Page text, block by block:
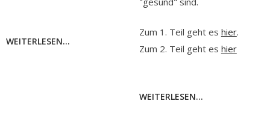
WEITERLESEN...
Zum 1. Teil geht es hier.
Zum 2. Teil geht es hier
WEITERLESEN...